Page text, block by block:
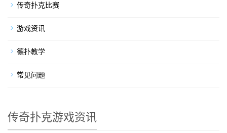
传奇扑克比赛
游戏资讯
德扑教学
常见问题
传奇扑克游戏资讯